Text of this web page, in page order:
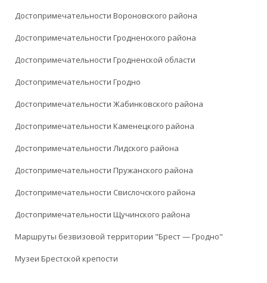
Достопримечательности Вороновского района
Достопримечательности Гродненского района
Достопримечательности Гродненской области
Достопримечательности Гродно
Достопримечательности Жабинковского района
Достопримечательности Каменецкого района
Достопримечательности Лидского района
Достопримечательности Пружанского района
Достопримечательности Свислочского района
Достопримечательности Щучинского района
Маршруты безвизовой территории "Брест — Гродно"
Музеи Брестской крепости